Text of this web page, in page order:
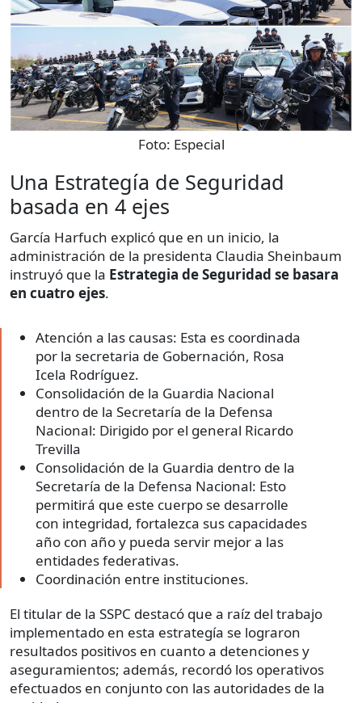
Foto: Especial
Una Estrategía de Seguridad
basada en 4 ejes
García Harfuch explicó que en un inicio, la
administración de la presidenta Claudia Sheinbaum
instruyó que la Estrategia de Seguridad se basara
en cuatro ejes.
Atención a las causas: Esta es coordinada
por la secretaria de Gobernación, Rosa
Icela Rodríguez.
Consolidación de la Guardia Nacional
dentro de la Secretaría de la Defensa
Nacional: Dirigido por el general Ricardo
Trevilla
Consolidación de la Guardia dentro de la
Secretaría de la Defensa Nacional: Esto
permitirá que este cuerpo se desarrolle
con integridad, fortalezca sus capacidades
año con año y pueda servir mejor a las
entidades federativas.
Coordinación entre instituciones.
El titular de la SSPC destacó que a raíz del trabajo
implementado en esta estrategía se lograron
resultados positivos en cuanto a detenciones y
aseguramientos; además, recordó los operativos
efectuados en conjunto con las autoridades de la